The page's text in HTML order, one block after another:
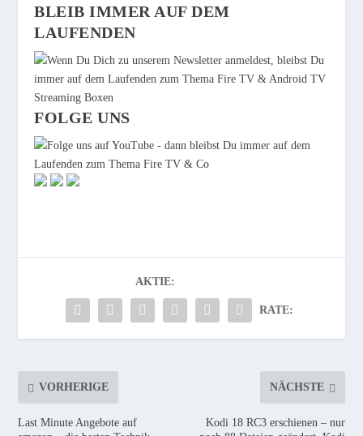
BLEIB IMMER AUF DEM
LAUFENDEN
FOLGE UNS
AKTIE:
RATE:
VORHERIGE
Last Minute Angebote auf
NÄCHSTE
Kodi 18 RC3 erschienen – nur